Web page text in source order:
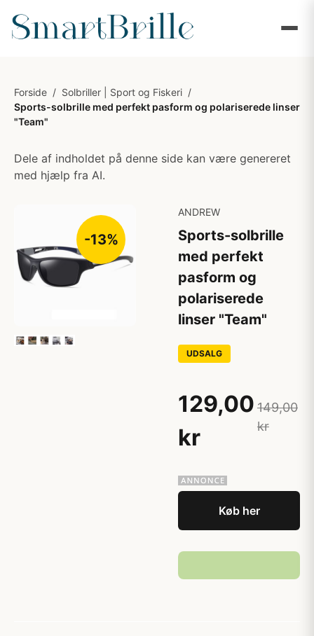
Forside / Solbriller | Sport og Fiskeri /
Sports-solbrille med perfekt pasform og polariserede linser
"Team"
Dele af indholdet på denne side kan være genereret
med hjælp fra AI.
-13%
ANDREW
Sports-solbrille
med perfekt
pasform og
polariserede
linser "Team"
UDSALG
129,00
kr
149,00
kr
Køb her